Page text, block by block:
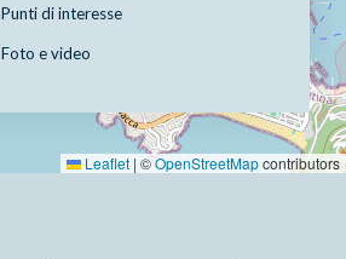
Leaflet | ©OpenStreetMapcontributors
Punti di interesse
Foto e video